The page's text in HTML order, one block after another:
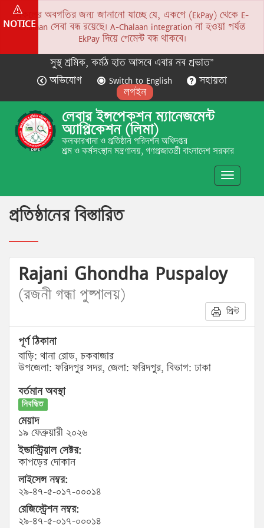
NOTICE
সকলের অবগতির জন্য জানানো যাচ্ছে যে, একপে (EkPay) থেকে E-
Chalaan সেবা বন্ধ রয়েছে। A-Chalaan integration না হওয়া পর্যন্ত
EkPay দিয়ে পেমেন্ট বন্ধ থাকবে।
সুস্থ শ্রমিক, কর্মঠ হাত আসবে এবার নব প্রভাত”
অভিযোগ
Switch to English
সহায়তা
লগইন
লেবার ইন্সপেকশন ম্যানেজমেন্ট
অ্যাপ্লিকেশন (লিমা)
কলকারখানা ও প্রতিষ্ঠান পরিদর্শন অধিদপ্তর
শ্রম ও কর্মসংস্থান মন্ত্রণালয়, গণপ্রজাতন্ত্রী বাংলাদেশ সরকার
Toggle
প্রতিষ্ঠানের বিস্তারিত
Rajani Ghondha Puspaloy
(রজনী গন্ধা পুষ্পালয়)
প্রিন্ট
পূর্ণ ঠিকানা
বাড়ি: থানা রোড, চকবাজার
উপজেলা: ফরিদপুর সদর, জেলা: ফরিদপুর, বিভাগ: ঢাকা
বর্তমান অবস্থা
নিবন্ধিত
মেয়াদ
১৯ ফেব্রুয়ারী ২০২৬
ইন্ডাস্ট্রিয়াল সেক্টর:
কাপড়ের দোকান
লাইসেন্স নম্বর:
২৯-৪৭-৫-০১৭-০০০১৪
রেজিস্ট্রেশন নম্বর:
২৯-৪৭-৫-০১৭-০০০১৪